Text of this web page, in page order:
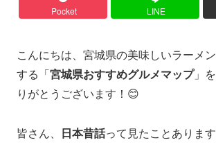
Pocket LINE
こんにちは、宮城県の美味しいラーメ
する「宮城県おすすめグルメマップ」
りがとうございます！😊
皆さん、 日本昔話って見たことありま